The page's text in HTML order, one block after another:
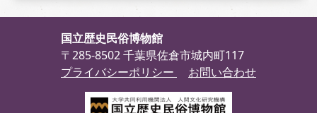
国立歴史民俗博物館
〒285-8502 千葉県佐倉市城内町117
プライバシーポリシー
お問い合わせ